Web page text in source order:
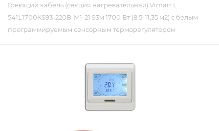
Греющий кабель (секция нагревательная) Vimarr L
541L1700KS93-220B-M1-21 93м 1700 Вт (8,5-11,35 м2) с белым
программируемым сенсорным терморегулятором